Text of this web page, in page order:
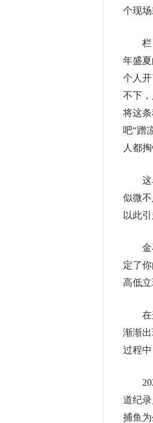
个现
栏目
年盛
个人
不下
将这
吧“蹭
人都
这名
似微
以此
金石
定了
高低
在这
渐渐
过程中
2020
道纪
捕鱼